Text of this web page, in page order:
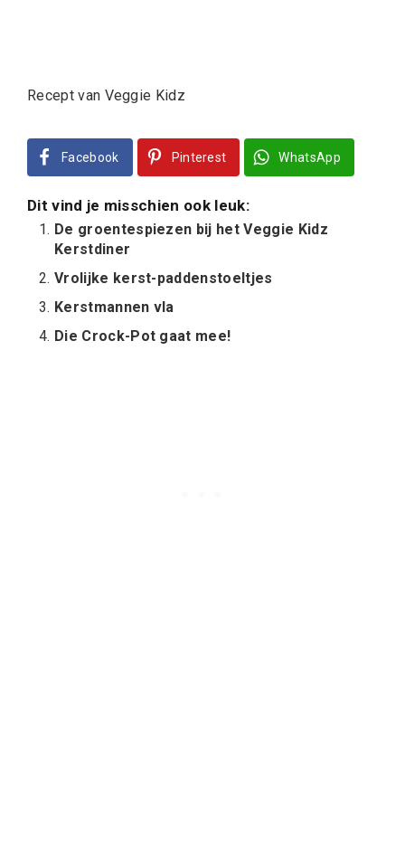
Recept van Veggie Kidz
Facebook Pinterest WhatsApp
Dit vind je misschien ook leuk:
De groentespiezen bij het Veggie Kidz
Kerstdiner
Vrolijke kerst-paddenstoeltjes
Kerstmannen vla
Die Crock-Pot gaat mee!